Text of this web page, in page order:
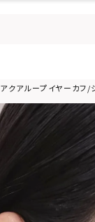
アクアループイヤーカフ